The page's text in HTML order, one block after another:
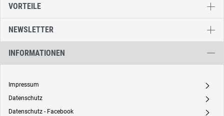
VORTEILE
NEWSLETTER
INFORMATIONEN
Impressum A
Datenschutz A
Datenschutz - Facebook A